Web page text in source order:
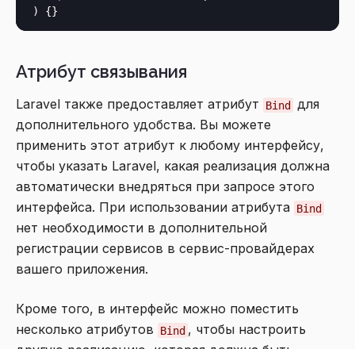
Атрибут связывания
Laravel также предоставляет атрибут Bind для
дополнительного удобства. Вы можете
применить этот атрибут к любому интерфейсу,
чтобы указать Laravel, какая реализация должна
автоматически внедряться при запросе этого
интерфейса. При использовании атрибута Bind
нет необходимости в дополнительной
регистрации сервисов в сервис-провайдерах
вашего приложения.
Кроме того, в интерфейс можно поместить
несколько атрибутов
Bind , чтобы настроить